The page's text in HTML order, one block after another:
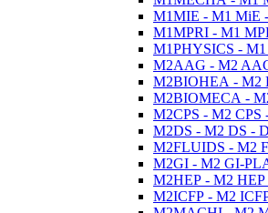
M1MIE - M1 MiE -
M1MPRI - M1
M1PHYSICS -
M2AAG - M2
M2BIOHEA - M2
M2BIOMECA -
M2CPS - M2 CPS
M2DS - M2 DS -
M2FLUIDS - M2
M2GI - M2 GI-
M2HEP - M2 HEP
M2ICFP - M2